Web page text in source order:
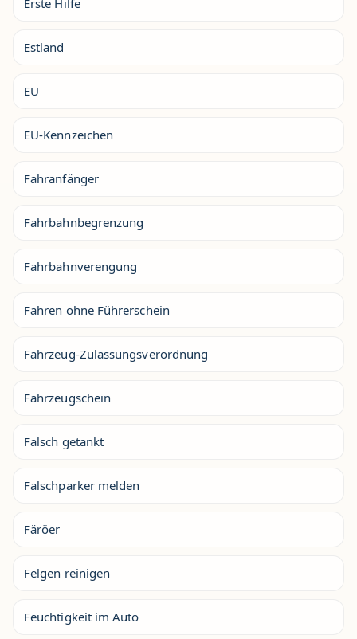
Estland
EU
EU-Kennzeichen
Fahranfänger
Fahrbahnbegrenzung
Fahrbahnverengung
Fahren ohne Führerschein
Fahrzeug-Zulassungsverordnung
Fahrzeugschein
Falsch getankt
Falschparker melden
Färöer
Felgen reinigen
Feuchtigkeit im Auto